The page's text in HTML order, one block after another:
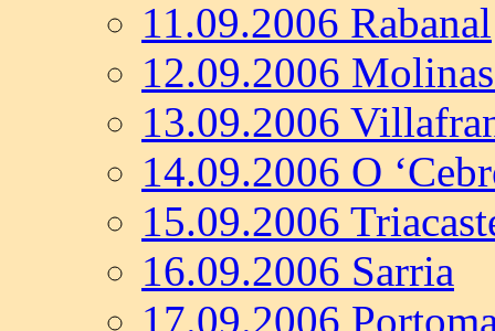
11.09.2006 Rabanal
12.09.2006
13.09.2006
14.09.2006 O
15.09.2006
16.09.2006 Sarria
17.09.2006